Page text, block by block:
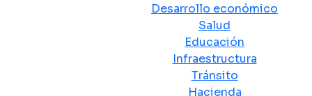
Desarrollo económico
Salud
Educación
Infraestructura
Tránsito
Hacienda